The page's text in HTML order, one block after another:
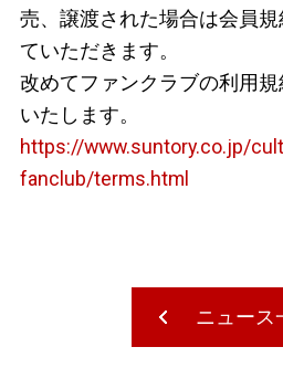
売、譲渡された場合は会員
ていただきます。
改めてファンクラブの利用
いたします。
https://www.suntory.co.jp/
fanclub/terms.html
ニュース